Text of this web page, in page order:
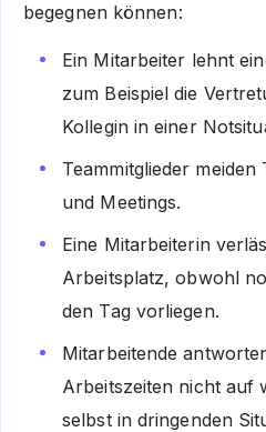
begegnen können:
Ein Mitarbeiter lehnt
zum Beispiel die
Kollegin in einer
Teammitglieder
und Meetings.
Eine Mitarbeiterin
Arbeitsplatz, obwohl
den Tag vorliegen.
Mitarbeitende
Arbeitszeiten nicht auf
selbst in dringenden